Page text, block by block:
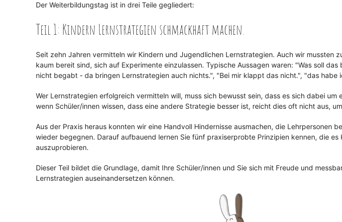
Der Weiterbildungstag ist in drei Teile gegliedert:
Teil 1: Kindern Lernstrategien schmackhaft machen.
Seit zehn Jahren vermitteln wir Kindern und Jugendlichen Lernstrategien. Auch wir mussten
kaum bereit sind, sich auf Experimente einzulassen. Typische Aussagen waren: "Was soll
nicht begabt - da bringen Lernstrategien auch nichts.", "Bei mir klappt das nicht.", "das habe
Wer Lernstrategien erfolgreich vermitteln will, muss sich bewusst sein, dass es sich dabei um
wenn Schüler/innen wissen, dass eine andere Strategie besser ist, reicht dies oft nicht aus,
Aus der Praxis heraus konnten wir eine Handvoll Hindernisse ausmachen, die Lehrpersonen
wieder begegnen. Darauf aufbauend lernen Sie fünf praxiserprobte Prinzipien kennen, die es
auszuprobieren.
Dieser Teil bildet die Grundlage, damit Ihre Schüler/innen und Sie sich mit Freude und
Lernstrategien auseinandersetzen können.